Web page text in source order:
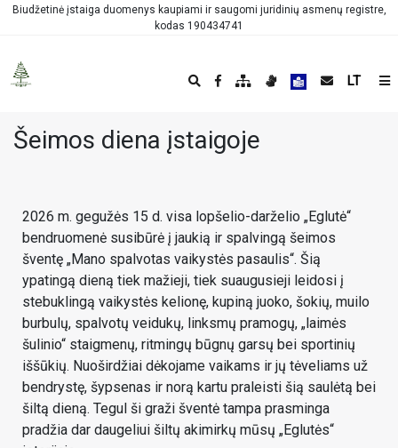
Biudžetinė įstaiga duomenys kaupiami ir saugomi juridinių asmenų registre,
kodas 190434741
LT
Šeimos diena įstaigoje
2026 m. gegužės 15 d. visa lopšelio-darželio „Eglutė“
bendruomenė susibūrė į jaukią ir spalvingą šeimos
šventę „Mano spalvotas vaikystės pasaulis“. Šią
ypatingą dieną tiek mažieji, tiek suaugusieji leidosi į
stebuklingą vaikystės kelionę, kupiną juoko, šokių, muilo
burbulų, spalvotų veidukų, linksmų pramogų, „laimės
šulinio“ staigmenų, ritmingų būgnų garsų bei sportinių
iššūkių. Nuoširdžiai dėkojame vaikams ir jų tėveliams už
bendrystę, šypsenas ir norą kartu praleisti šią saulėtą bei
šiltą dieną. Tegul ši graži šventė tampa prasminga
pradžia dar daugeliui šiltų akimirkų mūsų „Eglutės“